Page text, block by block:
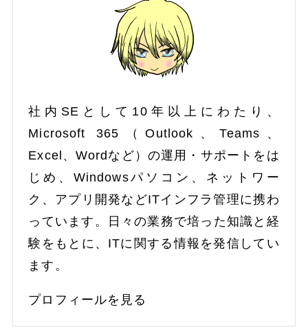
社内SEとして10年以上にわたり、
Microsoft 365（Outlook、Teams、
Excel、Wordなど）の運用・サポートをは
じめ、Windowsパソコン、ネットワー
ク、アプリ開発などITインフラ管理に携わ
っています。日々の業務で培った知識と経
験をもとに、ITに関する情報を発信してい
ます。
プロフィールを見る